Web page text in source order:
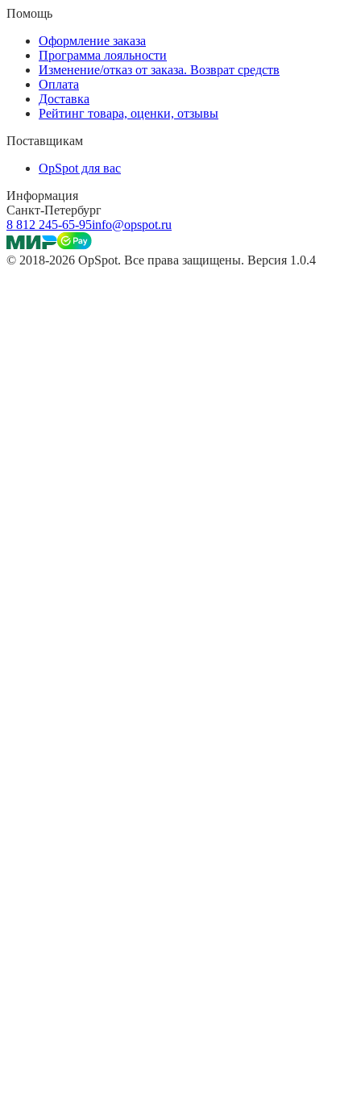
Помощь
Оформление заказа
Программа лояльности
Изменение/отказ от заказа. Возврат средств
Оплата
Доставка
Рейтинг товара, оценки, отзывы
Поставщикам
OpSpot для вас
Информация
Санкт-Петербург
8 812 245-65-95info@opspot.ru
© 2018-2026 OpSpot. Все права защищены. Версия 1.0.4